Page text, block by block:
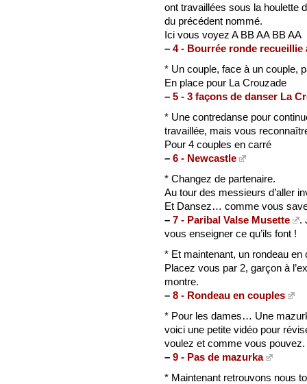
ont travaillées sous la houlette
du précédent nommé.
Ici vous voyez A BB AA BB AA
– 4 - Bourrée ronde recueillie
* Un couple, face à un couple,
En place pour La Crouzade
– 5 - 3 façons de danser La
* Une contredanse pour
travaillée, mais vous
Pour 4 couples en carré
– 6 - Newcastle
* Changez de partenaire.
Au tour des messieurs d’aller
Et Dansez… comme vous
– 7 - Paribal Valse Musette
.
vous enseigner ce qu’ils font !
* Et maintenant, un rondeau en
Placez vous par 2, garçon à
montre.
– 8 - Rondeau en couples
* Pour les dames… Une
voici une petite vidéo pour
voulez et comme vous
– 9 - Pas de mazurka
* Maintenant retrouvons nous